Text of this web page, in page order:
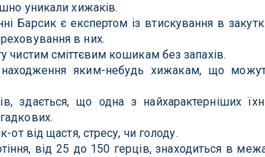
уникали хижаків.
Барсик є експертом із втискування в
в них.
чистим сміттєвим кошикам без запахів.
яким-небудь хижакам, що
що одна з найхарактерніших
от від щастя, стресу, чи голоду.
від 25 до 150 герців, знаходиться в